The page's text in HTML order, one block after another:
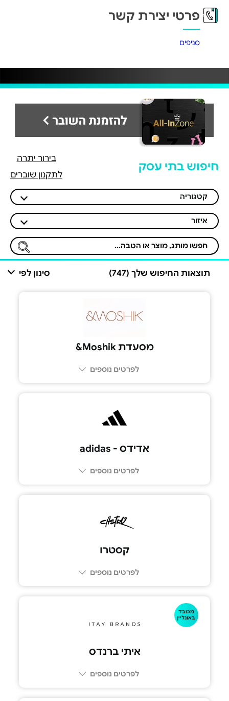
פרטי יצירת קשר
סניפים
חיפוש בתי עסק
בירור יתרה
לתקנון שוברים
קטגוריה
איזור
תוצאות החיפוש שלך (747) סינון לפי
מסעדת Moshik&
לפרטים נוספים
אדידס - adidas
לפרטים נוספים
קסטרו
לפרטים נוספים
מכובד
באונליין
איתי ברנדס
לפרטים נוספים